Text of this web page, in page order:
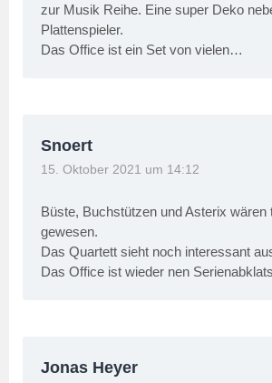
zur Musik Reihe. Eine super Deko
Plattenspieler.
Das Office ist ein Set von vielen…
Snoert
15. Oktober 2021 um 14:12
Büste, Buchstützen und Asterix wären
gewesen.
Das Quartett sieht noch interessant
Das Office ist wieder nen
Jonas Heyer